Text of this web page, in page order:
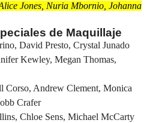
Jones, Nuria Mbornio, Johanna
de Maquillaje
David Presto, Crystal Junado
Kewley, Megan Thomas,
Andrew Clement, Monica
Crafer
Chloe Sens, Michael McCarty